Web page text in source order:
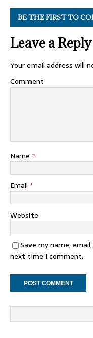
BE THE FIRST TO
Leave a Reply
Your email address will
Comment
Name *
Email *
Website
Save my name,
next time I comment.